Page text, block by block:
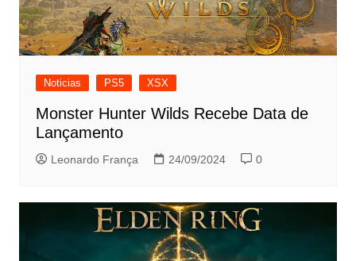
Noticias PS5 XSX
Monster Hunter Wilds Recebe Data de
Lançamento
Leonardo França 24/09/2024 0